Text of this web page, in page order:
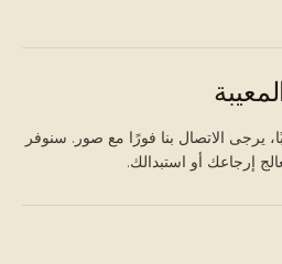
يرجى الاتصال بنا فورًا مع صور. سنوفر
إرجاعك أو استبدالك.